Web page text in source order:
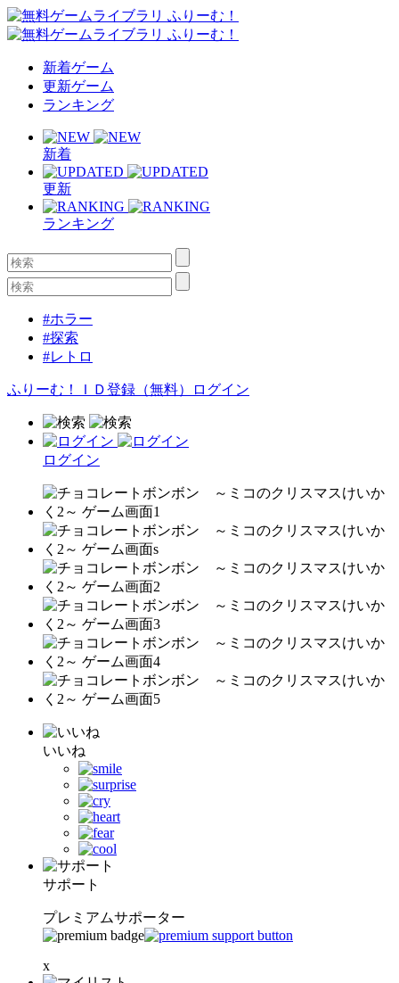
新着ゲーム
更新ゲーム
ランキング
新着
更新
ランキング
#ホラー
#探索
#レトロ
ふりーむ！ＩＤ登録（無料） ログイン
ログイン
いいね
サポート
プレミアムサポーター
x